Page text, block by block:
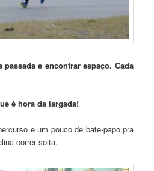
e encontrar espaço. Cada
éhora da largada!
e um pouco de bate-papo pra
correr solta.